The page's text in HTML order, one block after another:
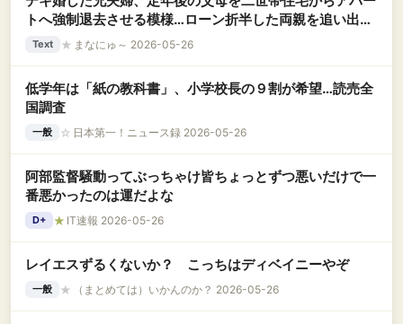
トへ強制退去させる模様…ローン折半した両親を追い出す
兄嫁の言い分に、同居の大変さを知る私もさすがに納得い
Text ★ まなにゅ～ 2026-05-26
低学年は「紙の教科書」、小学校長の９割が希望…読売全
国調査
一般 ☆ 日本第一！ニュース録 2026-05-26
阿部監督騒動ってぶっちゃけ皆ちょっとずつ悪いだけで一
番悪かったのは運だよな
D+ ★ IT速報 2026-05-26
レイエスずるくないか？ こっちはディベイニーやぞ
一般 ★ （まとめては）いかんのか？ 2026-05-26